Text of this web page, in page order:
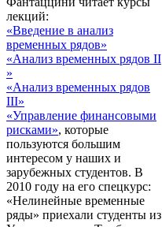
лекций:
«Введение в анализ
временных рядов»
«Анализ временных рядов II
»
«Анализ временных рядов
III»
«Управление финансовыми
рисками», которые
пользуются большим
интересом у наших и
зарубежных студентов. В
2010 году на его спецкурс:
«Нелинейные временные
ряды» приехали студенты из